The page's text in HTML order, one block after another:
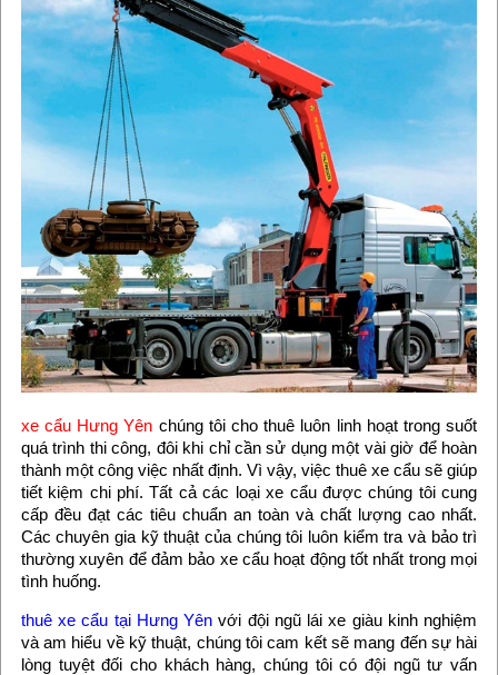
xe cẩu Hưng Yên chúng tôi cho thuê luôn linh hoạt trong suốt
quá trình thi công, đôi khi chỉ cần sử dụng một vài giờ để hoàn
thành một công việc nhất định. Vì vậy, việc thuê xe cẩu sẽ giúp
tiết kiệm chi phí. Tất cả các loại xe cẩu được chúng tôi cung
cấp đều đạt các tiêu chuẩn an toàn và chất lượng cao nhất.
Các chuyên gia kỹ thuật của chúng tôi luôn kiểm tra và bảo trì
thường xuyên để đảm bảo xe cẩu hoạt động tốt nhất trong mọi
tình huống.
thuê xe cẩu tại Hưng Yên với đội ngũ lái xe giàu kinh nghiệm
và am hiểu về kỹ thuật, chúng tôi cam kết sẽ mang đến sự hài
lòng tuyệt đối cho khách hàng, chúng tôi có đội ngũ tư vấn